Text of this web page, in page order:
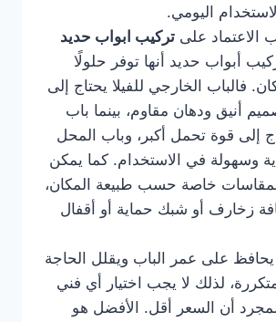
اليومي.
الاعتماد على تركيب ابواب حديد
أبواب حديد أنها توفر حلولًا
فالباب الخارجي للفيلا يحتاج إلى
أنيق ودهان مقاوم، بينما باب
إلى قوة تحمل أكبر، وباب المحل
وسهولة في الاستخدام. كما يمكن
بمقاسات خاصة حسب طبيعة المكان،
زخارف أو شبك حماية أو أقفال
يحافظ على عمر الباب ويقلل الحاجة
لذلك لا يجب اختيار أي فني
أن السعر أقل. الأفضل هو